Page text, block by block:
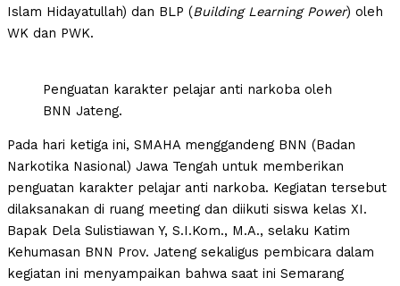
Islam Hidayatullah) dan BLP (Building Learning Power) oleh
WK dan PWK.
Penguatan karakter pelajar anti narkoba oleh
BNN Jateng.
Pada hari ketiga ini, SMAHA menggandeng BNN (Badan
Narkotika Nasional) Jawa Tengah untuk memberikan
penguatan karakter pelajar anti narkoba. Kegiatan tersebut
dilaksanakan di ruang meeting dan diikuti siswa kelas XI.
Bapak Dela Sulistiawan Y, S.I.Kom., M.A., selaku Katim
Kehumasan BNN Prov. Jateng sekaligus pembicara dalam
kegiatan ini menyampaikan bahwa saat ini Semarang